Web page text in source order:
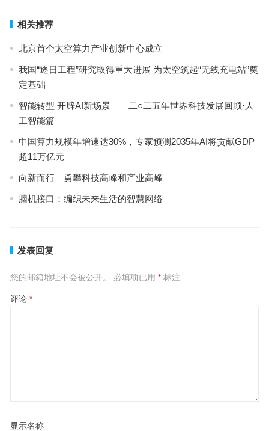
相关推荐
北京首个太空算力产业创新中心成立
我国“逐日工程”研究取得重大进展 为太空筑起“无线充电站”奠
定基础
智能转型 开辟AI新场景——二○二五年世界科技发展回顾·人
工智能篇
中国算力规模年增速达30%，专家预测2035年AI将贡献GDP
超11万亿元
向新而行｜勇攀科技高峰和产业高峰
脑机接口：编织未来生活的智慧网络
发表回复
您的邮箱地址不会被公开。 必填项已用 *标注
评论 *
显示名称